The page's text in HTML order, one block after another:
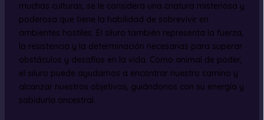
muchas culturas, se le considera una criatura misteriosa y
poderosa que tiene la habilidad de sobrevivir en
ambientes hostiles. El siluro también representa la fuerza,
la resistencia y la determinación necesarias para superar
obstáculos y desafíos en la vida. Como animal de poder,
el siluro puede ayudarnos a encontrar nuestro camino y
alcanzar nuestros objetivos, guiándonos con su energía y
sabiduría ancestral.